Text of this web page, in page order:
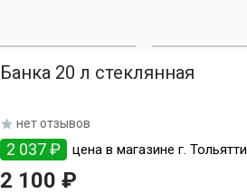
Банка 20 л стеклянная
нет отзывов
2 037 ₽ цена в магазине г. Тольятти
2 100 ₽